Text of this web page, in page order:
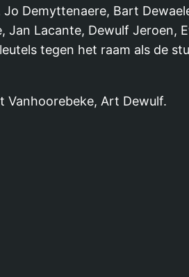
Demyttenaere, Bart
Jan Lacante, Dewulf Jeroen,
tegen het raam als de
Vanhoorebeke, Art Dewulf.